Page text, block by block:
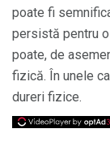
poate fi
persistă pentru
poate, de
fizică. În unele
dureri fizice.